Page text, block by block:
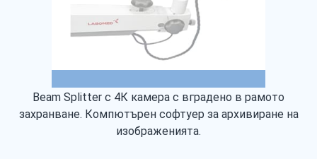
Beam Splitter с 4К камера с вградено в рамото
захранване. Компютърен софтуер за архивиране на
изображенията.